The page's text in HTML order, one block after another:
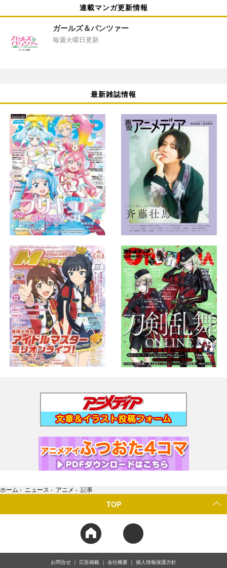
連載マンガ更新情報
ガールズ＆パンツァー
毎週火曜日更新
最新雑誌情報
ホーム › ニュース › アニメ › 記事
TOP
お問合せ 広告掲載 会社概要 個人情報保護方針